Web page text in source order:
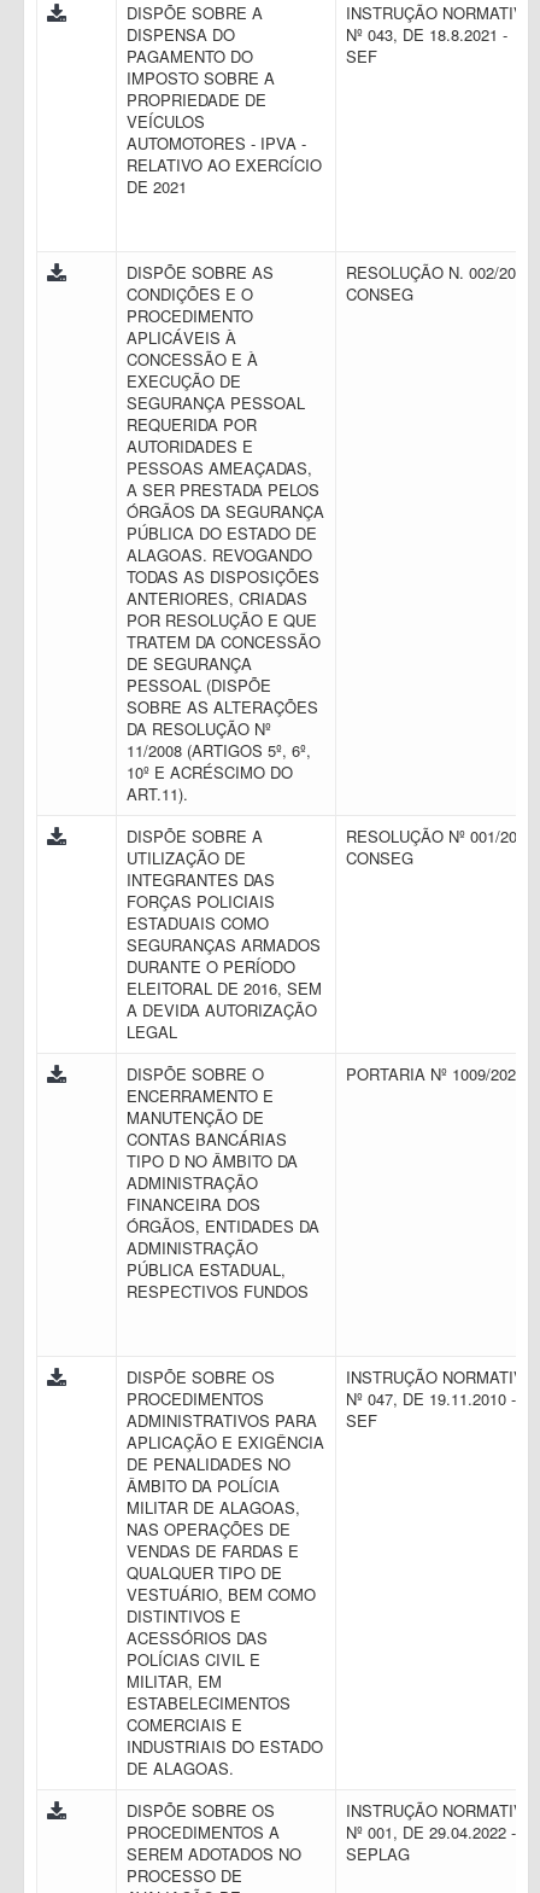
DISPÕE SOBRE A
DISPENSA DO
PAGAMENTO DO
IMPOSTO SOBRE A
PROPRIEDADE DE
VEÍCULOS
AUTOMOTORES - IPVA -
RELATIVO AO EXERCÍCIO
DE 2021
INSTRUÇÃO NORMATIVA
Nº 043, DE 18.8.2021 -
SEF
DISPÕE SOBRE AS
CONDIÇÕES E O
PROCEDIMENTO
APLICÁVEIS À
CONCESSÃO E À
EXECUÇÃO DE
SEGURANÇA PESSOAL
REQUERIDA POR
AUTORIDADES E
PESSOAS AMEAÇADAS,
A SER PRESTADA PELOS
ÓRGÃOS DA SEGURANÇA
PÚBLICA DO ESTADO DE
ALAGOAS. REVOGANDO
TODAS AS DISPOSIÇÕES
ANTERIORES, CRIADAS
POR RESOLUÇÃO E QUE
TRATEM DA CONCESSÃO
DE SEGURANÇA
PESSOAL (DISPÕE
SOBRE AS ALTERAÇÕES
DA RESOLUÇÃO Nº
11/2008 (ARTIGOS 5º, 6º,
10º E ACRÉSCIMO DO
ART.11).
RESOLUÇÃO N. 002/2016
CONSEG
DISPÕE SOBRE A
UTILIZAÇÃO DE
INTEGRANTES DAS
FORÇAS POLICIAIS
ESTADUAIS COMO
SEGURANÇAS ARMADOS
DURANTE O PERÍODO
ELEITORAL DE 2016, SEM
A DEVIDA AUTORIZAÇÃO
LEGAL
RESOLUÇÃO Nº 001/2016
CONSEG
DISPÕE SOBRE O
ENCERRAMENTO E
MANUTENÇÃO DE
CONTAS BANCÁRIAS
TIPO D NO ÂMBITO DA
ADMINISTRAÇÃO
FINANCEIRA DOS
ÓRGÃOS, ENTIDADES DA
ADMINISTRAÇÃO
PÚBLICA ESTADUAL,
RESPECTIVOS FUNDOS
PORTARIA Nº 1009/2021
DISPÕE SOBRE OS
PROCEDIMENTOS
ADMINISTRATIVOS PARA
APLICAÇÃO E EXIGÊNCIA
DE PENALIDADES NO
ÂMBITO DA POLÍCIA
MILITAR DE ALAGOAS,
NAS OPERAÇÕES DE
VENDAS DE FARDAS E
QUALQUER TIPO DE
VESTUÁRIO, BEM COMO
DISTINTIVOS E
ACESSÓRIOS DAS
POLÍCIAS CIVIL E
MILITAR, EM
ESTABELECIMENTOS
COMERCIAIS E
INDUSTRIAIS DO ESTADO
DE ALAGOAS.
INSTRUÇÃO NORMATIVA
Nº 047, DE 19.11.2010 -
SEF
DISPÕE SOBRE OS
PROCEDIMENTOS A
SEREM ADOTADOS NO
PROCESSO DE
INSTRUÇÃO NORMATIVA
Nº 001, DE 29.04.2022 -
SEPLAG